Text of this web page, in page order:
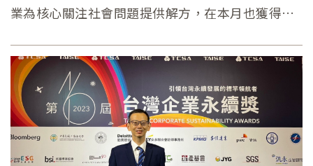
業為核心關注社會問題提供解方，在本月也獲得最
綜合績效績優獎、社會共融領袖獎、永續報告書金
融保險類銀級，及連三年英國標準協會BSI永續韌性
獎等ESG獎項肯定，顯示裕融企業在經營成果及永
續發展的傑出成就。